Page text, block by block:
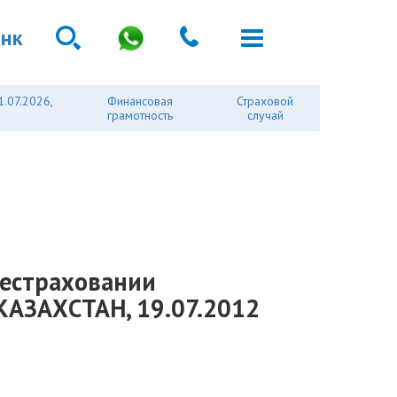
Финансовая
грамотность
Страховой
случай
19.07.2012